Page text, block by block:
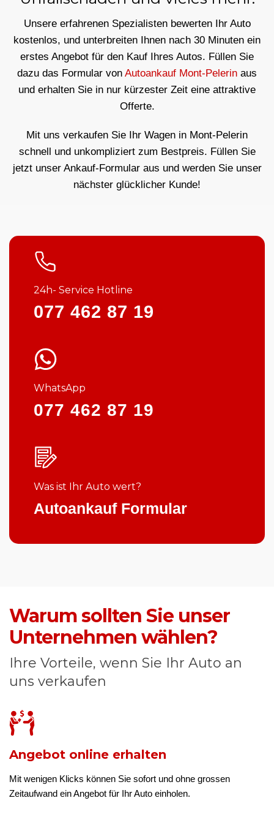
Unsere erfahrenen Spezialisten bewerten Ihr Auto
kostenlos, und unterbreiten Ihnen nach 30 Minuten ein
erstes Angebot für den Kauf Ihres Autos. Füllen Sie
dazu das Formular von Autoankauf Mont-Pelerin aus
und erhalten Sie in nur kürzester Zeit eine attraktive
Offerte.
Mit uns verkaufen Sie Ihr Wagen in Mont-Pelerin
schnell und unkompliziert zum Bestpreis. Füllen Sie
jetzt unser Ankauf-Formular aus und werden Sie unser
nächster glücklicher Kunde!
24h- Service Hotline
077 462 87 19
WhatsApp
077 462 87 19
Was ist Ihr Auto wert?
Autoankauf Formular
Warum sollten Sie unser
Unternehmen wählen?
Ihre Vorteile, wenn Sie Ihr Auto an
uns verkaufen
Angebot online erhalten
Mit wenigen Klicks können Sie sofort und ohne grossen
Zeitaufwand ein Angebot für Ihr Auto einholen.